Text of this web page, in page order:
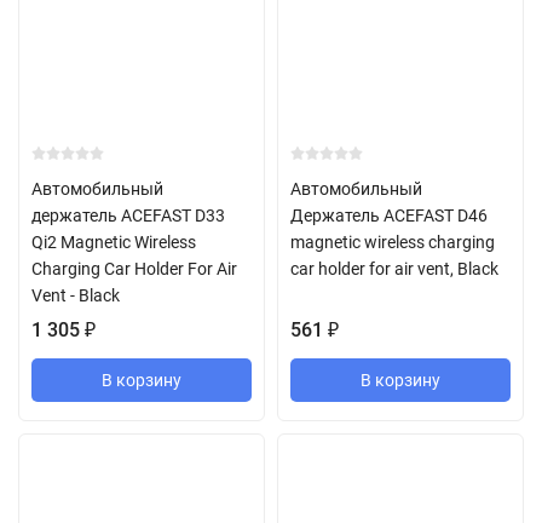
Автомобильный
держатель ACEFAST D33
Qi2 Magnetic Wireless
Charging Car Holder For Air
Vent - Black
1 305 ₽
В корзину
Автомобильный
Держатель ACEFAST D46
magnetic wireless charging
car holder for air vent, Black
561 ₽
В корзину